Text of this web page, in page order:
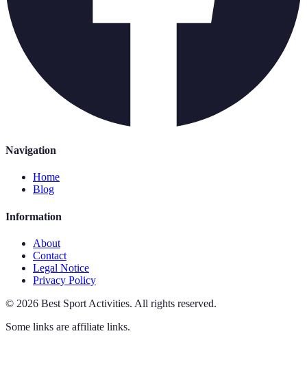
Navigation
Home
Blog
Information
About
Contact
Legal Notice
Privacy Policy
© 2026 Best Sport Activities. All rights reserved.
Some links are affiliate links.